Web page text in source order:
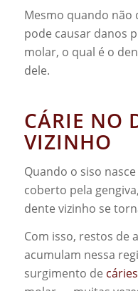
Mesmo quando não
pode causar danos
molar, o qual é o
dele.
CÁRIE NO
VIZINHO
Quando o siso
coberto pela
dente vizinho se
Com isso, restos de
acumulam nessa
surgimento de cáries